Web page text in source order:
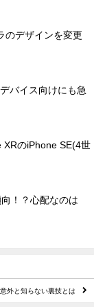
のデザインを変更
バイス向けにも急
XRのiPhone SE(4世
！？心配なのは
外と知らない裏技とは